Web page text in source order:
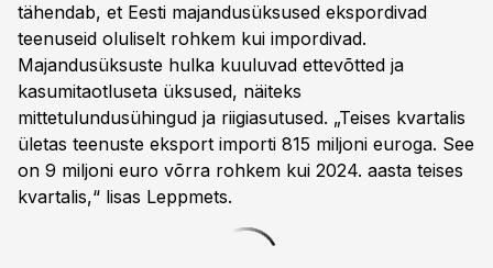
tähendab, et Eesti majandusüksused ekspordivad
teenuseid oluliselt rohkem kui impordivad.
Majandusüksuste hulka kuuluvad ettevõtted ja
kasumitaotluseta üksused, näiteks
mittetulundusühingud ja riigiasutused. „Teises kvartalis
ületas teenuste eksport importi 815 miljoni euroga. See
on 9 miljoni euro võrra rohkem kui 2024. aasta teises
kvartalis,“ lisas Leppmets.